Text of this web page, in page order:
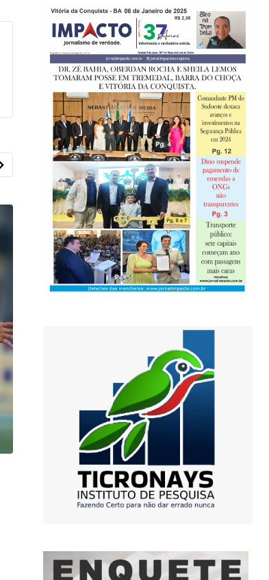
ESPORTE E LAZER FUTEBOL
Com nova expulsão, Vitória perde para